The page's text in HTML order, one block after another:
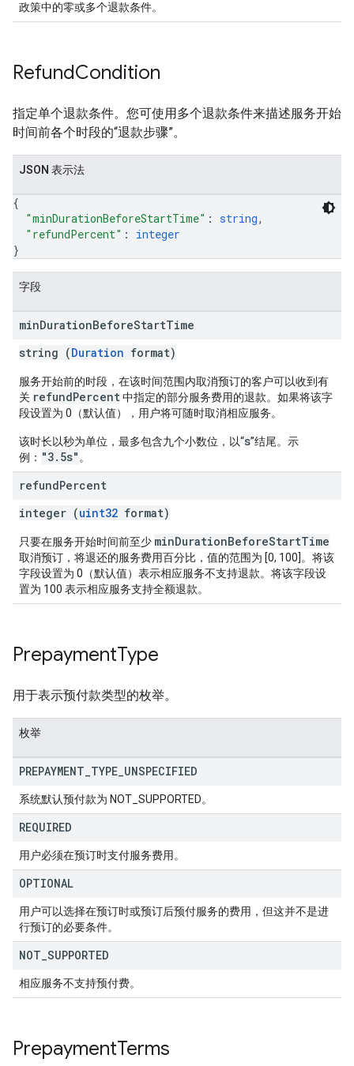
政策中的零或多个退款条件。
RefundCondition
指定单个退款条件。您可使用多个退款条件来描述服务开始
时间前各个时段的“退款步骤”。
JSON 表示法
{
"minDurationBeforeStartTime" : string,
"refundPercent" : integer
}
字段
minDurationBeforeStartTime
string (Duration format)
服务开始前的时段，在该时间范围内取消预订的客户可以收到有
关 refundPercent中指定的部分服务费用的退款。如果将该字
段设置为 0（默认值），用户将可随时取消相应服务。
该时长以秒为单位，最多包含九个小数位，以“s”结尾。示
例： "3.5s" 。
refundPercent
integer (uint32 format)
只要在服务开始时间前至少 minDurationBeforeStartTime
取消预订，将退还的服务费用百分比，值的范围为 [0, 100]。将该
字段设置为 0（默认值）表示相应服务不支持退款。将该字段设
置为 100 表示相应服务支持全额退款。
PrepaymentType
用于表示预付款类型的枚举。
枚举
PREPAYMENT TYPE UNSPECIFIED
系统默认预付款为 NOT_SUPPORTED。
REQUIRED
用户必须在预订时支付服务费用。
OPTIONAL
用户可以选择在预订时或预订后预付服务的费用，但这并不是进
行预订的必要条件。
NOT SUPPORTED
相应服务不支持预付费。
PrepaymentTerms